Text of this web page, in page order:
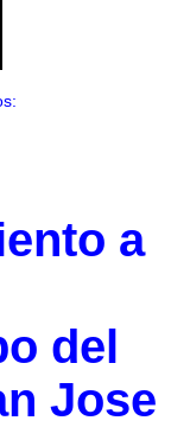
a
del
Jose